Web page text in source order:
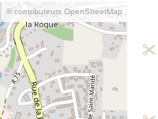
© contributeurs OpenStreetMap